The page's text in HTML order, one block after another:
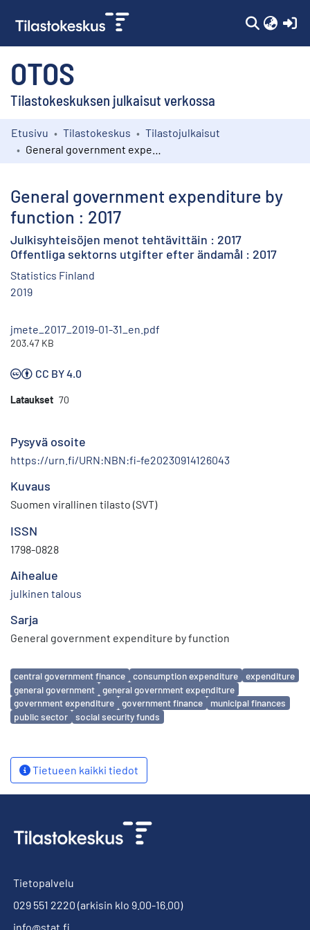
OTOS
Tilastokeskuksen julkaisut verkossa
Kokoelmat
Etusivu Tilastokeskus
Tilastojulkaisut
General government expenditure by
function : 2017
Julkisyhteisöjen menot tehtävittäin : 2017
Offentliga sektorns utgifter efter ändamål : 2017
Statistics Finland
2019
jmete_2017_2019-01-31_en.pdf
203.47 KB
CC BY 4.0
Lataukset 70
Pysyvä osoite
https://urn.fi/URN:NBN:fi-fe20230914126043
Kuvaus
Suomen virallinen tilasto (SVT)
ISSN
1798-0828
Aihealue
julkinen talous
Sarja
General government expenditure by function
Avainsanat
central government finance consumption expenditure
expenditure
general government
general government expenditure
government expenditure
government finance
municipal finances
public sector
social security funds
Tietueen kaikki tiedot
Tietopalvelu
029 551 2220 (arkisin klo 9.00-16.00)
info@stat.fi